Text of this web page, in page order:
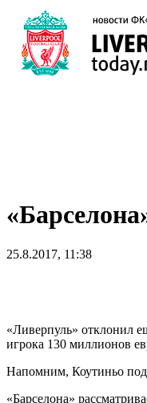
25.8.2017, 11:38
«Ливерпуль» отклонил
игрока 130 миллионов
Напомним, Коутиньо
«Барселона»